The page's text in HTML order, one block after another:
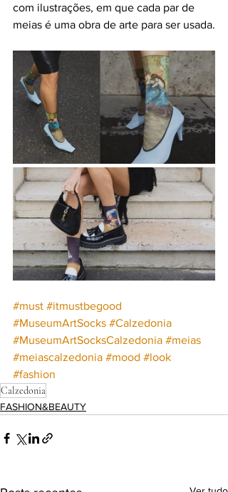
com ilustrações, em que cada par de
meias é uma obra de arte para ser usada.
#must #itmustbegood
#MuseumArtSocks #Calzedonia
#MuseumArtSocksCalzedonia #meias
#meiascalzedonia #mood #look
#fashion
Calzedonia
FASHION&BEAUTY